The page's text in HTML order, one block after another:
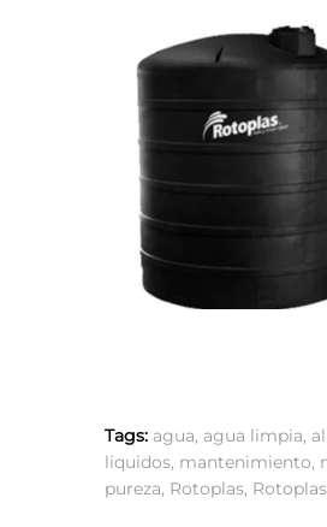
Tags: agua, agua limpia,
liquidos, mantenimiento,
pureza, Rotoplas,